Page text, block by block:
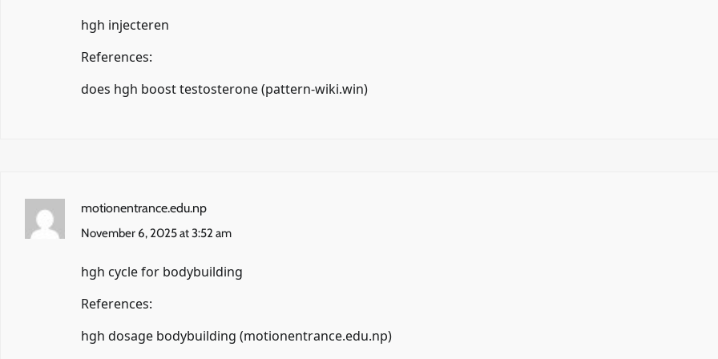
hgh injecteren
References:
does hgh boost testosterone (pattern-wiki.win)
motionentrance.edu.np
November 6, 2025 at 3:52 am
hgh cycle for bodybuilding
References:
hgh dosage bodybuilding (motionentrance.edu.np)